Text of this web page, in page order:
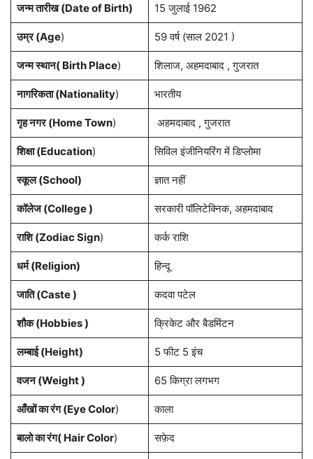
जन्म तारीख (Date of Birth) 15 जुलाई 1962
उम्र (Age) 59 वर्ष (साल 2021 )
जन्म स्थान( Birth Place) शिलाज, अहमदाबाद , गुजरात
नागरिकता (Nationality) भारतीय
गृह नगर (Home Town) अहमदाबाद , गुजरात
शिक्षा (Education) सिविल इंजीनियरिंग में डिप्लोमा
स्कूल (School) ज्ञात नहीं
कॉलेज (College ) सरकारी पॉलिटेक्निक, अहमदाबाद
राशि (Zodiac Sign) कर्क राशि
धर्म (Religion) हिन्दू
जाति (Caste ) कदवा पटेल
शौक (Hobbies ) क्रिकेट और बैडमिंटन
लम्बाई (Height) 5 फीट 5 इंच
वजन (Weight ) 65 किग्रा लगभग
आँखों का रंग (Eye Color) काला
बालो का रंग( Hair Color) सफ़ेद